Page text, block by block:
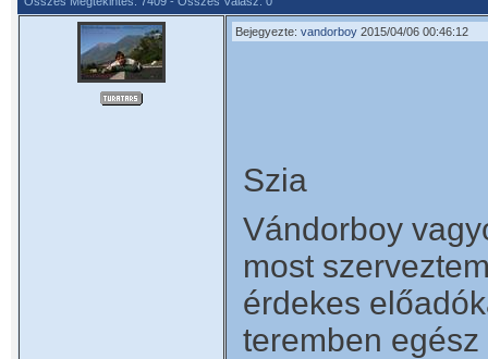
Bejegyezte: vandorboy 2015/04/06 00:46:12
Szia
Vándorboy
most
érdekes
teremben egész